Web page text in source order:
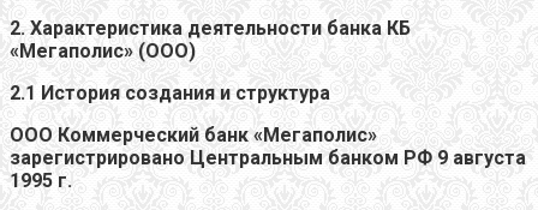
2. Характеристика деятельности банка КБ
«Мегаполис» (ООО)
2.1 История создания и структура
ООО Коммерческий банк «Мегаполис»
зарегистрировано Центральным банком РФ 9 августа
1995 г.